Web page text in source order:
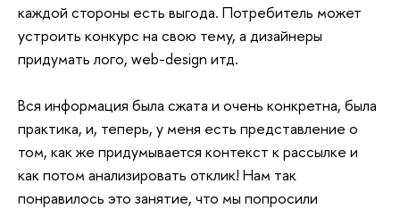
каждой стороны есть выгода. Потребитель может
устроить конкурс на свою тему, а дизайнеры
придумать лого, web-design итд.
Вся информация была сжата и очень конкретна, была
практика, и, теперь, у меня есть представление о
том, как же придумывается контекст к рассылке и
как потом анализировать отклик! Нам так
понравилось это занятие, что мы попросили